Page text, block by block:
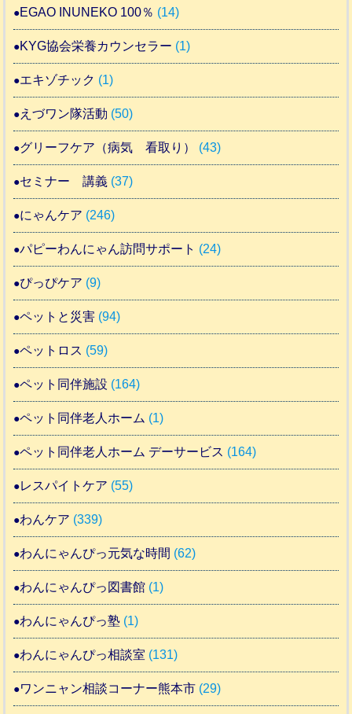
EGAO INUNEKO 100％ (14)
KYG協会栄養カウンセラー (1)
エキゾチック (1)
えづワン隊活動 (50)
グリーフケア（病気 看取り） (43)
セミナー 講義 (37)
にゃんケア (246)
パピーわんにゃん訪問サポート (24)
ぴっぴケア (9)
ペットと災害 (94)
ペットロス (59)
ペット同伴施設 (164)
ペット同伴老人ホーム (1)
ペット同伴老人ホーム デーサービス (164)
レスパイトケア (55)
わんケア (339)
わんにゃんぴっ元気な時間 (62)
わんにゃんぴっ図書館 (1)
わんにゃんぴっ塾 (1)
わんにゃんぴっ相談室 (131)
ワンニャン相談コーナー熊本市 (29)